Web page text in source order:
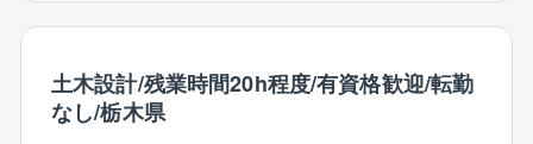
きる方を歓迎します。
土木設計/残業時間20h程度/有資格歓迎/転勤
なし/栃木県